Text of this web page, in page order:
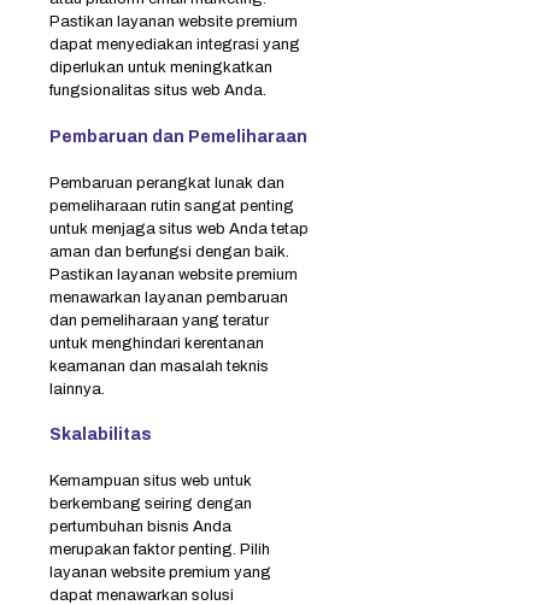
Pastikan layanan website premium
dapat menyediakan integrasi yang
diperlukan untuk meningkatkan
fungsionalitas situs web Anda.
Pembaruan dan Pemeliharaan
Pembaruan perangkat lunak dan
pemeliharaan rutin sangat penting
untuk menjaga situs web Anda tetap
aman dan berfungsi dengan baik.
Pastikan layanan website premium
menawarkan layanan pembaruan
dan pemeliharaan yang teratur
untuk menghindari kerentanan
keamanan dan masalah teknis
lainnya.
Skalabilitas
Kemampuan situs web untuk
berkembang seiring dengan
pertumbuhan bisnis Anda
merupakan faktor penting. Pilih
layanan website premium yang
dapat menawarkan solusi